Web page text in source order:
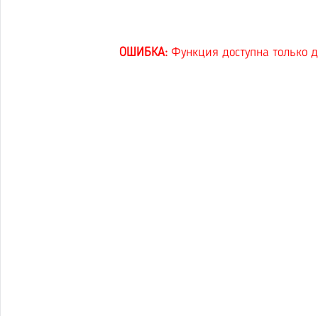
ОШИБКА: Функция доступна только